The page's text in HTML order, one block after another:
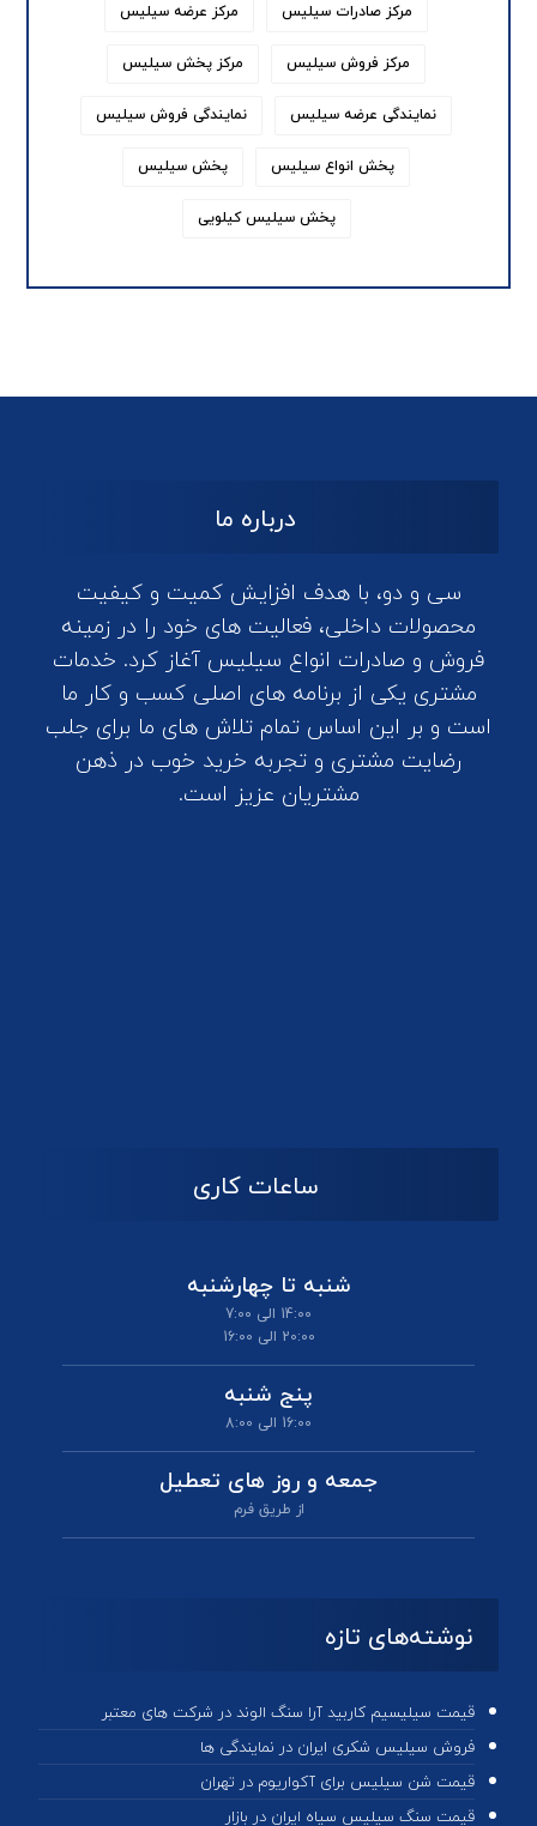
مرکز صادرات سیلیس مرکز عرضه سیلیس
مرکز فروش سیلیس مرکز پخش سیلیس
نمایندگی عرضه سیلیس نمایندگی فروش سیلیس
پخش انواع سیلیس پخش سیلیس
پخش سیلیس کیلویی
درباره ما
سی و دو، با هدف افزایش کمیت و کیفیت
محصولات داخلی، فعالیت های خود را در زمینه
فروش و صادرات انواع سیلیس آغاز کرد. خدمات
مشتری یکی از برنامه های اصلی کسب و کار ما
است و بر این اساس تمام تلاش های ما برای جلب
رضایت مشتری و تجربه خرید خوب در ذهن
مشتریان عزیز است.
ساعات کاری
شنبه تا چهارشنبه
14:00 الی 7:00
20:00 الی 16:00
پنج شنبه
16:00 الی 8:00
جمعه و روز های تعطیل
از طریق فرم
نوشته‌های تازه
قیمت سیلیسیم کاربید آرا سنگ الوند در شرکت های معتبر
فروش سیلیس شکری ایران در نمایندگی ها
قیمت شن سیلیس برای آکواریوم در تهران
قیمت سنگ سیلیس سیاه ایران در بازار